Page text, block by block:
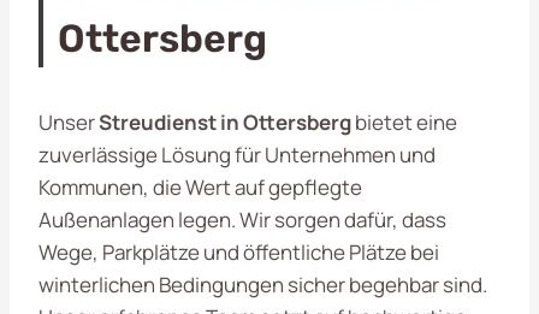
Ottersberg
UnserStreudienst in Ottersbergbietet eine
zuverlässige Lösung für Unternehmen und
Kommunen, die Wert auf gepflegte
Außenanlagen legen. Wir sorgen dafür, dass
Wege, Parkplätze und öffentliche Plätze bei
winterlichen Bedingungen sicher begehbar sind.